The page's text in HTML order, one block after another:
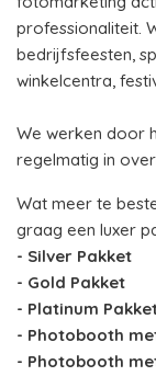
professionaliteit.
bedrijfsfeesten,
winkelcentra,
We werken door
regelmatig in
Wat meer te
graag een luxer
- Silver Pakket
- Gold Pakket
- Platinum
- Photobooth
- Photobooth